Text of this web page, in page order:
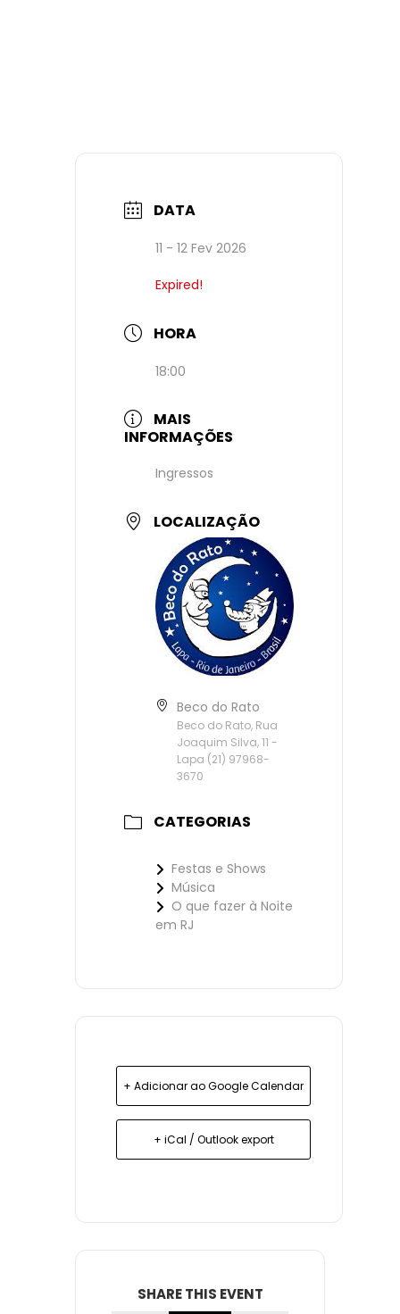
DATA
11 - 12 Fev 2026
Expired!
HORA
18:00
MAIS
INFORMAÇÕES
Ingressos
LOCALIZAÇÃO
Beco do Rato
Beco do Rato, Rua
Joaquim Silva, 11 -
Lapa (21) 97968-
3670
CATEGORIAS
Festas e Shows
Música
O que fazer à Noite
em RJ
+ Adicionar ao Google Calendar
+ iCal / Outlook export
SHARE THIS EVENT